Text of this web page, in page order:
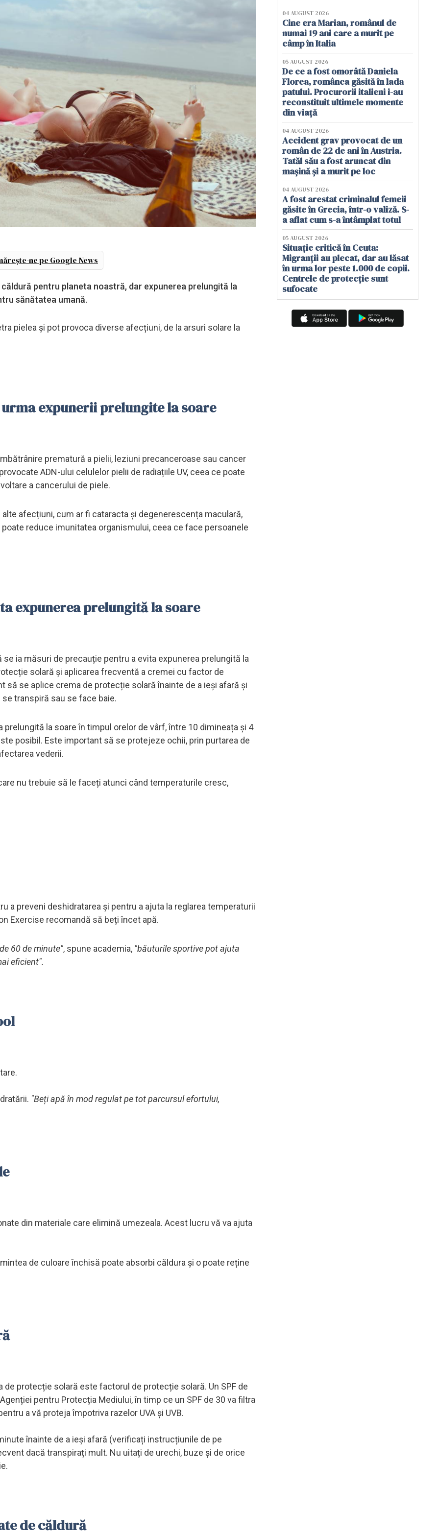
ne pe Google News
pentru planeta noastră, dar expunerea prelungită la
sănătatea umană.
pielea și pot provoca diverse afecțiuni, de la arsuri solare la
expunerii prelungite la soare
prematură a pielii, leziuni precanceroase sau cancer
ADN-ului celulelor pielii de radiațiile UV, ceea ce poate
a cancerului de piele.
afecțiuni, cum ar fi cataracta și degenerescența maculară,
reduce imunitatea organismului, ceea ce face persoanele
expunerea prelungită la soare
ia măsuri de precauție pentru a evita expunerea prelungită la
solară și aplicarea frecventă a cremei cu factor de
să se aplice crema de protecție solară înainte de a ieși afară și
transpiră sau se face baie.
la soare în timpul orelor de vârf, între 10 dimineața și 4
posibil. Este important să se protejeze ochii, prin purtarea de
vederii.
nu trebuie să le faceți atunci când temperaturile cresc,
a preveni deshidratarea și pentru a ajuta la reglarea temperaturii
Exercise recomandă să beți încet apă.
60 de minute", spune academia, "băuturile sportive pot ajuta
eficient".
"Beți apă în mod regulat pe tot parcursul efortului,
din materiale care elimină umezeala. Acest lucru vă va ajuta
de culoare închisă poate absorbi căldura și o poate reține
protecție solară este factorul de protecție solară. Un SPF de
pentru Protecția Mediului, în timp ce un SPF de 30 va filtra
a vă proteja împotriva razelor UVA și UVB.
înainte de a ieși afară (verificați instrucțiunile de pe
dacă transpirați mult. Nu uitați de urechi, buze și de orice
de căldură
04 AUGUST 2026
Cine era Marian, românul de
numai 19 ani care a murit pe
câmp în Italia
05 AUGUST 2026
De ce a fost omorâtă Daniela
Florea, românca găsită în lada
patului. Procurorii italieni i-au
reconstituit ultimele momente
din viață
04 AUGUST 2026
Accident grav provocat de un
român de 22 de ani în Austria.
Tatăl său a fost aruncat din
mașină și a murit pe loc
04 AUGUST 2026
A fost arestat criminalul femeii
găsite în Grecia, într-o valiză. S-
a aflat cum s-a întâmplat totul
05 AUGUST 2026
Situație critică în Ceuta:
Migranții au plecat, dar au lăsat
în urma lor peste 1.000 de copii.
Centrele de protecție sunt
sufocate